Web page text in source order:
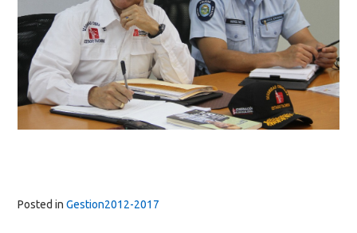
Posted in Gestion2012-2017